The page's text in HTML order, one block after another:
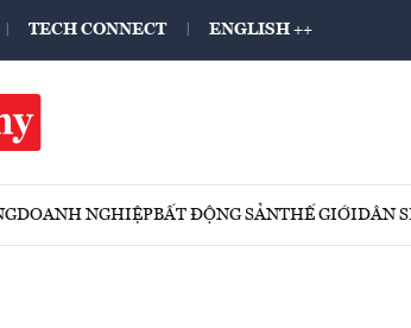
TECH CONNECT ENGLISH ++
DOANH NGHIỆPBẤT ĐỘNG SẢNTHẾ GIỚIDÂN